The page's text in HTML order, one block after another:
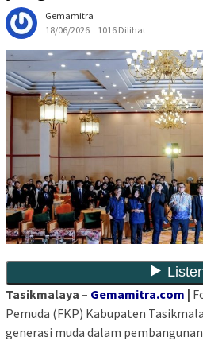
Gemamitra
18/06/2026
1016 Dilihat
Tasikmalaya – Gemamitra.com |
Pemuda (FKP) Kabupaten
generasi muda dalam